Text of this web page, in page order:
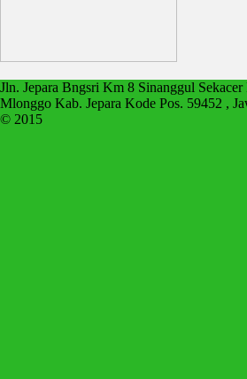
Jln. Jepara Bngsri Km 8 Sinanggul
Mlonggo Kab. Jepara Kode Pos. 59452 ,
© 2015